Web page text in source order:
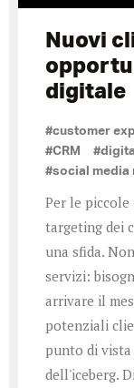
Nuovi
digitale
#customer
#CRM
#social media
Per le piccole
targeting dei
una sfida.
servizi:
arrivare il
potenziali
punto di vista
dell'iceberg.